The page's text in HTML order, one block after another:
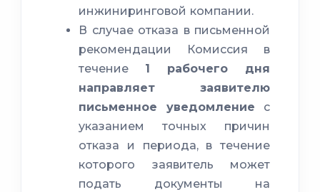
инжиниринговой компании.
В случае отказа в письменной
рекомендации Комиссия в
течение 1 рабочего дня
направляет заявителю
письменное уведомление с
указанием точных причин
отказа и периода, в течение
которого заявитель может
подать документы на